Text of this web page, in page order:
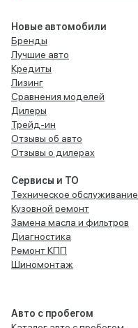
Новые автомобили
Бренды
Лучшие авто
Кредиты
Лизинг
Сравнения моделей
Дилеры
Трейд-ин
Отзывы об авто
Отзывы о дилерах
Сервисы и ТО
Техническое обслуживание
Кузовной ремонт
Замена масла и фильтров
Диагностика
Ремонт КПП
Шиномонтаж
Авто с пробегом